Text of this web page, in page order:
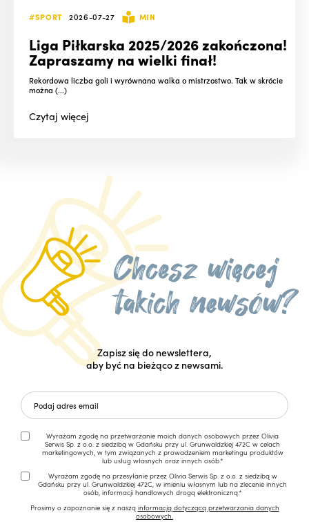
#SPORT 2026-07-27 MIN
Liga Piłkarska 2025/2026 zakończona!
Zapraszamy na wielki finał!
Rekordowa liczba goli i wyrównana walka o mistrzostwo. Tak w skrócie
można (...)
Czytajwięcej
Zapisz się do newslettera,
aby być na bieżąco z newsami.
Wyrażam zgodę na przetwarzanie moich danych osobowych przez Olivia
Serwis Sp. z o.o. z siedzibą w Gdańsku przy ul. Grunwaldzkiej 472C w celach
marketingowych, w tym związanych z prowadzeniem marketingu produktów
lub usług własnych oraz innych osób.*
Wyrażam zgodę na przesyłanie przez Olivia Serwis Sp. z o.o. z siedzibą w
Gdańsku przy ul. Grunwaldzkiej 472C, w imieniu własnym lub na zlecenie innych
osób, informacji handlowych drogą elektroniczną.*
Prosimy o zapoznanie się z naszą informacją dotyczącą przetwarzania danych
osobowych.